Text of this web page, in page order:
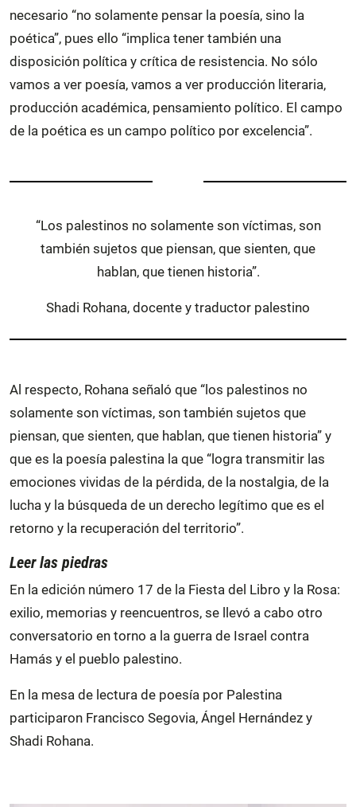
necesario “no solamente pensar la poesía, sino la
poética”, pues ello “implica tener también una
disposición política y crítica de resistencia. No sólo
vamos a ver poesía, vamos a ver producción literaria,
producción académica, pensamiento político. El campo
de la poética es un campo político por excelencia”.
“Los palestinos no solamente son víctimas, son
también sujetos que piensan, que sienten, que
hablan, que tienen historia”.
Shadi Rohana, docente y traductor palestino
Al respecto, Rohana señaló que “los palestinos no
solamente son víctimas, son también sujetos que
piensan, que sienten, que hablan, que tienen historia” y
que es la poesía palestina la que “logra transmitir las
emociones vividas de la pérdida, de la nostalgia, de la
lucha y la búsqueda de un derecho legítimo que es el
retorno y la recuperación del territorio”.
Leer las piedras
En la edición número 17 de la Fiesta del Libro y la Rosa:
exilio, memorias y reencuentros, se llevó a cabo otro
conversatorio en torno a la guerra de Israel contra
Hamás y el pueblo palestino.
En la mesa de lectura de poesía por Palestina
participaron Francisco Segovia, Ángel Hernández y
Shadi Rohana.